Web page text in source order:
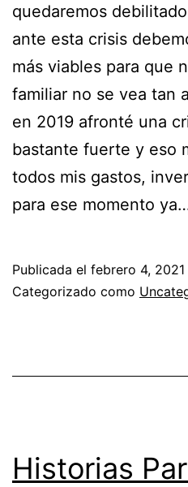
quedaremos
ante esta crisis
más viables para que
familiar no se vea tan
en 2019 afronté una
bastante fuerte y eso
todos mis gastos,
para ese momento
Publicada el febrero 4, 2021
Categorizado como
Historias